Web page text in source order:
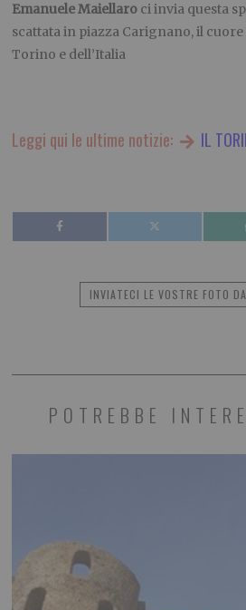
Emanuele Maiellaro ci invia questa
scattata in piazza Carignano, il
Torino e dell’Italia
Leggi qui le ultime notizie: IL
INVIATECI LE VOSTRE FOTO
POTREBBE